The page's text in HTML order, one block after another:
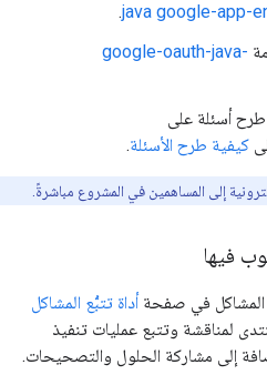
java google-app-
.
google-oauth-java-
أسئلة على
كيفية طرح الأسئلة.
إلى المساهمين في المشروع مباشرةً.
فيها
المشاكل في صفحةأداة تتبُّع المشاكل
لمناقشة وتتبع عمليات تنفيذ
إلى مشاركة الحلول والتصحيحات.